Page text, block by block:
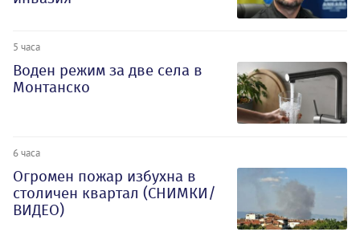
5 часа
Воден режим за две села в
Монтанско
6 часа
Огромен пожар избухна в
столичен квартал (СНИМКИ/
ВИДЕО)